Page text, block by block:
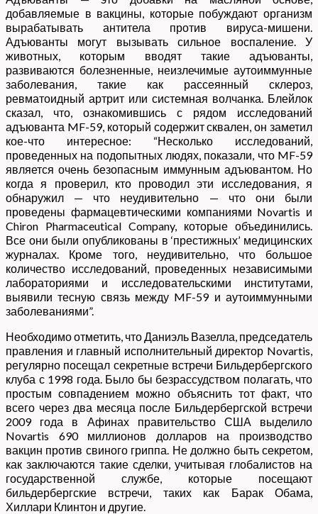
добавляемые в вакцины, которые побуждают организм
вырабатывать антитела против вируса-мишени.
Адъюванты могут вызывать сильное воспаление. У
животных, которым вводят такие адъюванты,
развиваются болезненные, неизлечимые аутоиммунные
заболевания, такие как рассеянный склероз,
ревматоидный артрит или системная волчанка. Блейлок
сказал, что, ознакомившись с рядом исследований
адъюванта MF-59, который содержит сквален, он заметил
кое-что интересное: “Несколько исследований,
проведенных на подопытных людях, показали, что MF-59
является очень безопасным иммунным адъювантом. Но
когда я проверил, кто проводил эти исследования, я
обнаружил — что неудивительно — что они были
проведены фармацевтическими компаниями Novartis и
Chiron Pharmaceutical Company, которые объединились.
Все они были опубликованы в ‘престижных’ медицинских
журналах. Кроме того, неудивительно, что большое
количество исследований, проведенных независимыми
лабораториями и исследовательскими институтами,
выявили тесную связь между MF-59 и аутоиммунными
заболеваниями”.
Необходимо отметить, что Даниэль Вазелла, председатель
правления и главный исполнительный директор Novartis,
регулярно посещал секретные встречи Бильдербергского
клуба с 1998 года. Было бы безрассудством полагать, что
простым совпадением можно объяснить тот факт, что
всего через два месяца после Бильдербергской встречи
2009 года в Афинах правительство США выделило
Novartis 690 миллионов долларов на производство
вакцин против свиного гриппа. Не должно быть секретом,
как заключаются такие сделки, учитывая глобалистов на
государственной службе, которые посещают
бильдербергские встречи, таких как Барак Обама,
Хиллари Клинтон и другие.